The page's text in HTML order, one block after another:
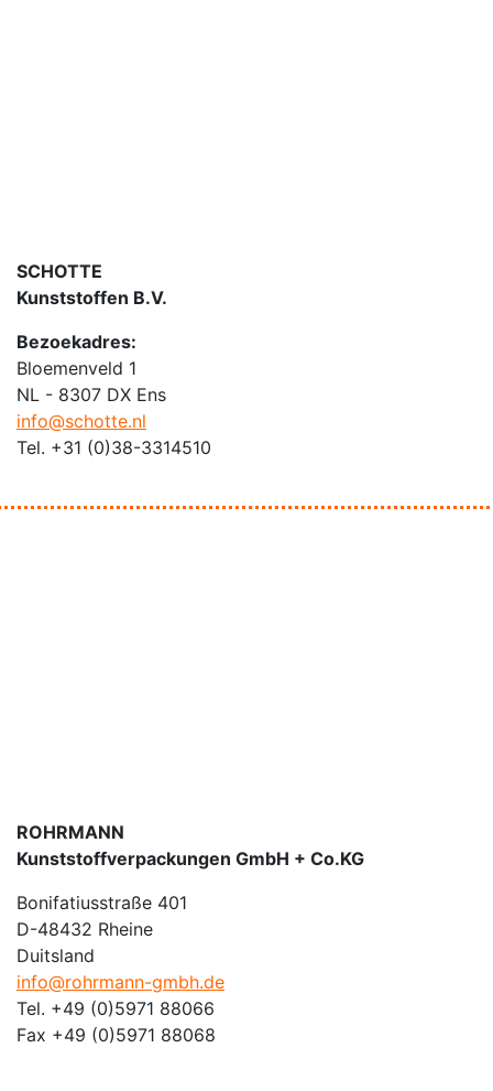
SCHOTTE
Kunststoffen B.V.
Bezoekadres:
Bloemenveld 1
NL - 8307 DX Ens
info@schotte.nl
Tel. +31 (0)38-3314510
ROHRMANN
Kunststoffverpackungen GmbH + Co.KG
Bonifatiusstraße 401
D-48432 Rheine
Duitsland
info@rohrmann-gmbh.de
Tel. +49 (0)5971 88066
Fax +49 (0)5971 88068